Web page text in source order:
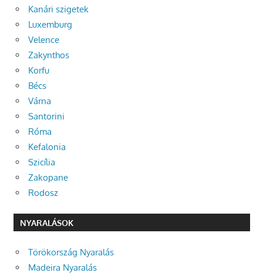
Kanári szigetek
Luxemburg
Velence
Zakynthos
Korfu
Bécs
Várna
Santorini
Róma
Kefalonia
Szicília
Zakopane
Rodosz
NYARALÁSOK
Törökország Nyaralás
Madeira Nyaralás